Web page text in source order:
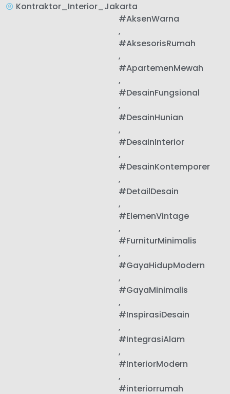
Kontraktor_Interior_Jakarta
#AksenWarna
,
#AksesorisRumah
,
#ApartemenMewah
,
#DesainFungsional
,
#DesainHunian
,
#DesainInterior
,
#DesainKontemporer
,
#DetailDesain
,
#ElemenVintage
,
#FurniturMinimalis
,
#GayaHidupModern
,
#GayaMinimalis
,
#InspirasiDesain
,
#IntegrasiAlam
,
#InteriorModern
,
#interiorrumah